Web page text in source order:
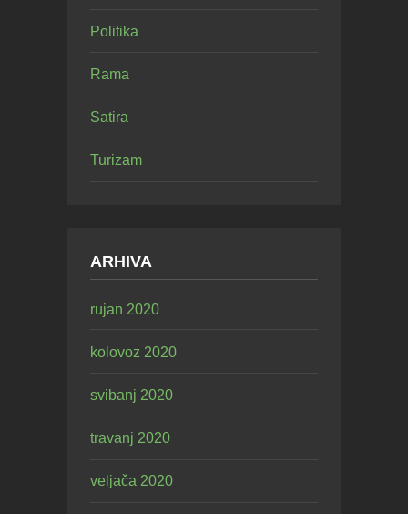
Politika
Rama
Satira
Turizam
ARHIVA
rujan 2020
kolovoz 2020
svibanj 2020
travanj 2020
veljača 2020